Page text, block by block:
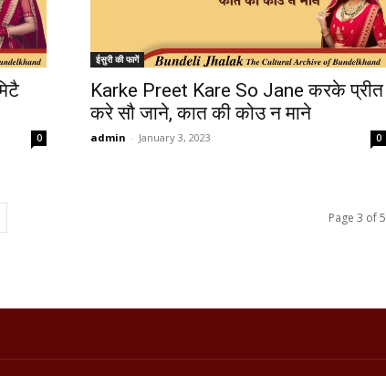
0
ईसुरी की फागें
Karke Preet Kare So Jane करके प्रीत
करे सौ जाने, कात की कोउ न माने
admin - January 3, 2023 0
Page 3 of 5